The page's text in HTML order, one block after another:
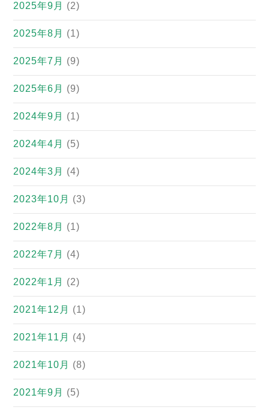
2025年9月 (2)
2025年8月 (1)
2025年7月 (9)
2025年6月 (9)
2024年9月 (1)
2024年4月 (5)
2024年3月 (4)
2023年10月 (3)
2022年8月 (1)
2022年7月 (4)
2022年1月 (2)
2021年12月 (1)
2021年11月 (4)
2021年10月 (8)
2021年9月 (5)